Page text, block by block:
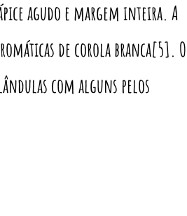
agudo e margem inteira. A
de corola branca[5]. O
com alguns pelos